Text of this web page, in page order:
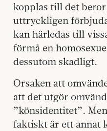
kopplas till det
uttryckligen
kan härledas till
förmå en
dessutom skadligt.
Orsaken att
att det utgör
”könsidentitet”.
faktiskt är ett annat